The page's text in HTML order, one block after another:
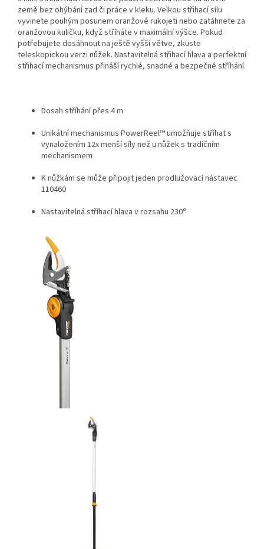
země bez ohýbání zad či práce v kleku. Velkou střihací sílu
vyvinete pouhým posunem oranžové rukojeti nebo zatáhnete za
oranžovou kuličku, když stříháte v maximální výšce. Pokud
potřebujete dosáhnout na ještě vyšší větve, zkuste
teleskopickou verzi nůžek. Nastavitelná střihací hlava a perfektní
střihací mechanismus přináší rychlé, snadné a bezpečné stříhání.
Dosah stříhání přes 4 m
Unikátní mechanismus PowerReel™ umožňuje stříhat s
vynaložením 12x menší síly než u nůžek s tradičním
mechanismem
K nůžkám se může připojit jeden prodlužovací nástavec
110460
Nastavitelná stříhací hlava v rozsahu 230°